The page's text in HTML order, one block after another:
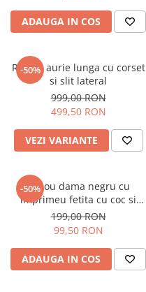
ADAUGA IN COS
-50%
Rochie aurie lunga cu corset
si slit lateral
999,00 RON
499,50 RON
VEZI VARIANTE
-50%
Tricou dama negru cu
imprimeu fetita cu coc si
ochelari albastrii
199,00 RON
99,50 RON
ADAUGA IN COS